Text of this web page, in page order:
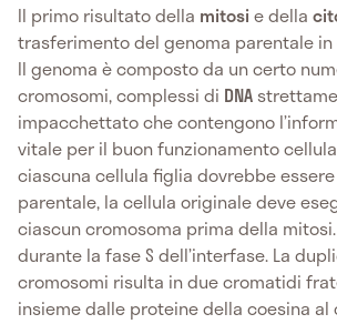
Il primo risultato della mitosie della
trasferimento del genoma parentale
Il genoma è composto da un certo
cromosomi, complessi di DNA
impacchettato che contengono
vitale per il buon funzionamento
ciascuna cellula figlia dovrebbe
parentale, la cellula originale deve
ciascun cromosoma prima della
durante la fase S dell’interfase. La
cromosomi risulta in due cromatidi
insieme dalle proteine della coesina al